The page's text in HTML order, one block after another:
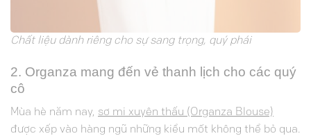
Chất liệu dành riêng cho sự sang trọng, quý phái
2. Organza mang đến vẻ thanh lịch cho các quý
cô
Mùa hè năm nay, sơ mi xuyên thấu (Organza Blouse)
được xếp vào hàng ngũ những kiểu mốt không thể bỏ qua.